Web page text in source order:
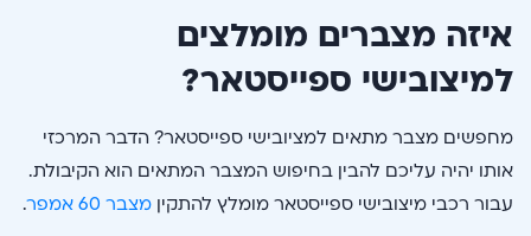
איזה מצברים מומלצים
למיצובישי ספייסטאר?
מחפשים מצבר מתאים למציובישי ספייסטאר? הדבר המרכזי
אותו יהיה עליכם להבין בחיפוש המצבר המתאים הוא הקיבולת.
עבור רכבי מיצובישי ספייסטאר מומלץ להתקין מצבר 60 אמפר .